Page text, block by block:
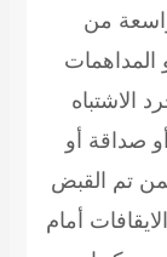
من
المداهمات
الاشتباه
صداقة أو
تم القبض
الايقافات أمام